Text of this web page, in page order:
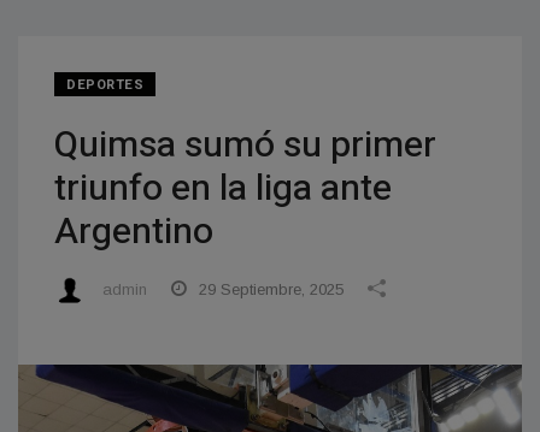
DEPORTES
Quimsa sumó su primer
triunfo en la liga ante
Argentino
admin 29 Septiembre, 2025